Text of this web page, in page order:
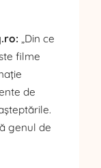
„Din ce
filme
de
genul de